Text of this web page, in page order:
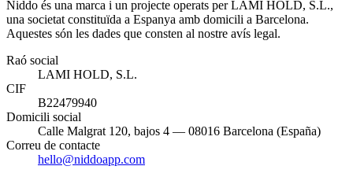
Niddo és una marca i un projecte operats per LAMI HOLD, S.L.,
una societat constituïda a Espanya amb domicili a Barcelona.
Aquestes són les dades que consten al nostre avís legal.
Raó social
LAMI HOLD, S.L.
CIF
B22479940
Domicili social
Calle Malgrat 120, bajos 4 — 08016 Barcelona (España)
Correu de contacte
hello@niddoapp.com